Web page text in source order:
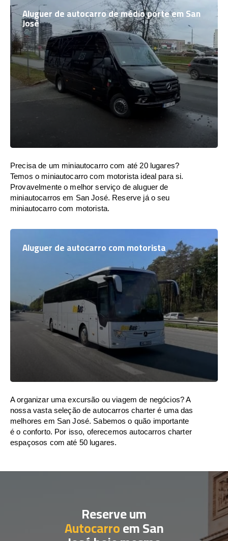
Aluguer de autocarro de médio porte em San
José
Precisa de um miniautocarro com até 20 lugares?
Temos o miniautocarro com motorista ideal para si.
Provavelmente o melhor serviço de aluguer de
miniautocarros em San José. Reserve já o seu
miniautocarro com motorista.
Aluguer de autocarro com motorista
A organizar uma excursão ou viagem de negócios? A
nossa vasta seleção de autocarros charter é uma das
melhores em San José. Sabemos o quão importante
é o conforto. Por isso, oferecemos autocarros charter
espaçosos com até 50 lugares.
Reserve um
Autocarroem San